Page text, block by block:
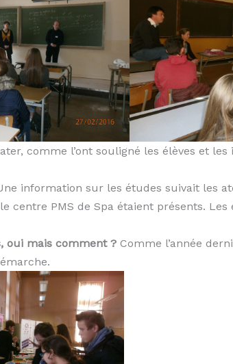
comme l’ont souligné les élèves et
information sur les études suivait les
centre PMS de Spa étaient présents.
oui mais comment ? Comme l’année